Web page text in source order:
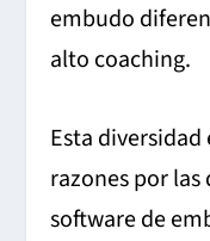
embudo
alto coaching.
Esta diversidad
razones por las
software de